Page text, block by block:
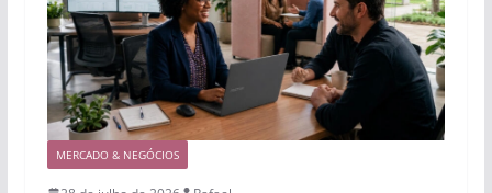
MERCADO & NEGÓCIOS